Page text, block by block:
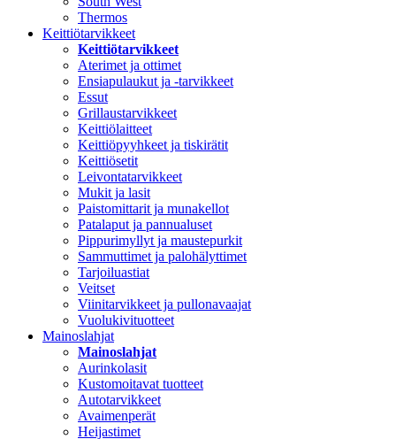
Thermos
Keittiötarvikkeet
Keittiötarvikkeet
Aterimet ja ottimet
Ensiapulaukut ja -tarvikkeet
Essut
Grillaustarvikkeet
Keittiölaitteet
Keittiöpyyhkeet ja tiskirätit
Keittiösetit
Leivontatarvikkeet
Mukit ja lasit
Paistomittarit ja munakellot
Patalaput ja pannualuset
Pippurimyllyt ja maustepurkit
Sammuttimet ja palohälyttimet
Tarjoiluastiat
Veitset
Viinitarvikkeet ja pullonavaajat
Vuolukivituotteet
Mainoslahjat
Mainoslahjat
Aurinkolasit
Kustomoitavat tuotteet
Autotarvikkeet
Avaimenperät
Heijastimet